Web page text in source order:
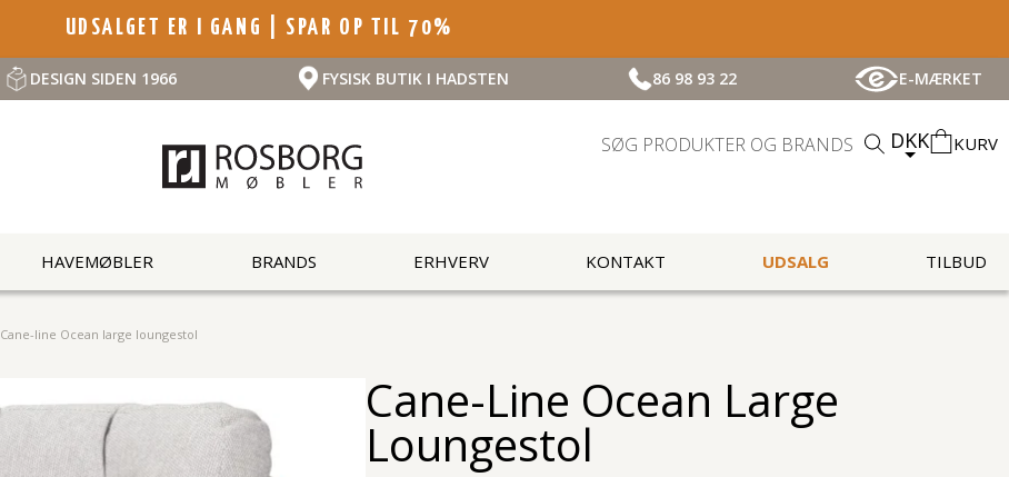
UDSALGET ER I GANG | SPAR OP TIL 70%
DESIGN SIDEN 1966 FYSISK BUTIK I HADSTEN 86 98 93 22 E-MÆRKET
DKK KURV
HAVEMØBLER BRANDS ERHVERV KONTAKT UDSALG TILBUD
Cane-line Ocean large loungestol
Cane-Line Ocean Large
Loungestol